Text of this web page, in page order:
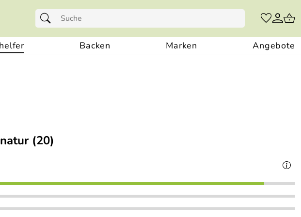
Backen Marken Angebote
(20)